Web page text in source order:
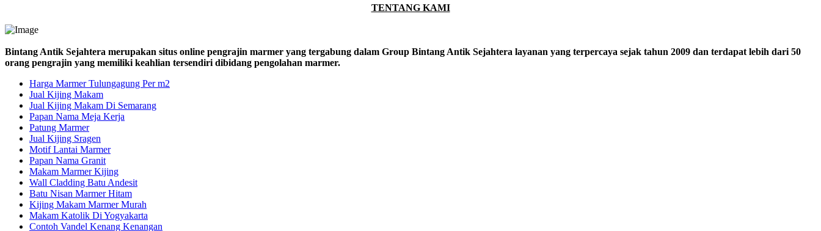
TENTANG KAMI
Bintang Antik Sejahtera merupakan situs online pengrajin marmer yang tergabung dalam Group Bintang Antik Sejahtera layanan yang terpercaya sejak tahun 2009 dan terdapat lebih dari 50
orang pengrajin yang memiliki keahlian tersendiri dibidang pengolahan marmer.
Harga Marmer Tulungagung Per m2
Jual Kijing Makam
Jual Kijing Makam Di Semarang
Papan Nama Meja Kerja
Patung Marmer
Jual Kijing Sragen
Motif Lantai Marmer
Papan Nama Granit
Makam Marmer Kijing
Wall Cladding Batu Andesit
Batu Nisan Marmer Hitam
Kijing Makam Marmer Murah
Makam Katolik Di Yogyakarta
Contoh Vandel Kenang Kenangan